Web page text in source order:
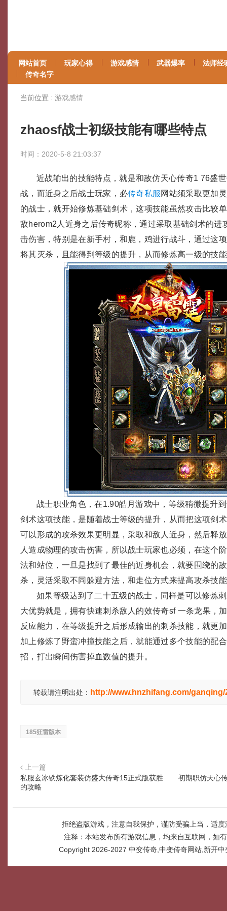
网站首页 玩家心得 游戏感情 武器爆率
法师经
传奇名字
当前位置 : 游戏感情
zhaosf战士初级技能有哪些特点
时间：2020-5-8 21:03:37
近战输出的技能特点，就是和敌仿天心传奇1 76盛
战，而近身之后战士玩家，必传奇私服 网站须采取更加
的战士，就开始修炼基础剑术，这项技能虽然攻击比较
敌herom2人近身之后传奇昵称，通过采取基础剑术的进
击伤害，特别是在新手村，和鹿，鸡进行战斗，通过这
将其灭杀，且能得到等级的提升，从而修炼高一级的技
战士职业角色，在1.90皓月游戏中，等级稍微提升
剑术这项技能，是随着战士等级的提升，从而把这项剑
可以形成的攻杀效果更明显，采取和敌人近身，然后释
人造成物理的攻击伤害，所以战士玩家也必须，在这个
法和站位，一旦是找到了最佳的近身机会，就要围绕的
杀，灵活采取不同躲避方法，和走位方式来提高攻杀技
如果等级达到了二十五级的战士，同样是可以修炼
大优势就是，拥有快速刺杀敌人的效传奇sf 一条龙果，
反应能力，在等级提升之后形成输出的刺杀技能，就更
加上修炼了野蛮冲撞技能之后，就能通过多个技能的配
招，打出瞬间伤害掉血数值的提升。
转载请注明出处： http://www.hnzhifang.com/ganqing/
185狂雷版本
上一篇
私服玄冰铁炼化套装仿盛大传奇15正式版获胜
的攻略
初期职仿天心
拒绝盗版游戏，注意自我保护，谨防受骗上当，适
注释：本站发布所有游戏信息，均来自互联网，如
Copyright 2026-2027 中变传奇,中变传奇网站,新开